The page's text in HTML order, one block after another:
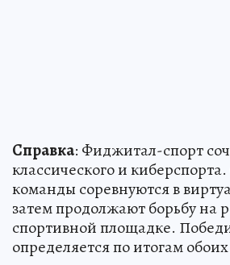
Справка: Фиджитал-спорт
классического и
команды соревнуются в
затем продолжают борьбу на
спортивной площадке.
определяется по итогам